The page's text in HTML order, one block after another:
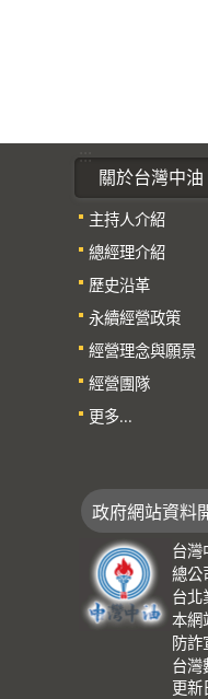
:::
關於台灣中油
主持人介紹
總經理介紹
歷史沿革
永續經營政策
經營理念與願景
經營團隊
更多...
政府網站資料
台灣
總公
台
本網
防
台灣
更新